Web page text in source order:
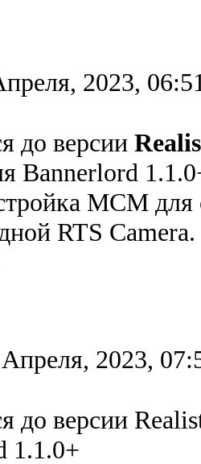
2023,
до версии
Bannerlord
MCM
RTS Camera.
2023,
до версии
1.1.0+